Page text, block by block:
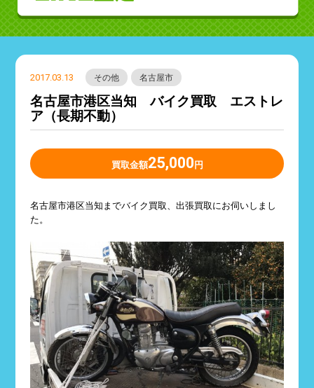
2017.03.13 その他 名古屋市
名古屋市港区当知 バイク買取 エストレ
ア（長期不動）
買取金額25,000 円
名古屋市港区当知までバイク買取、出張買取にお伺いしまし
た。